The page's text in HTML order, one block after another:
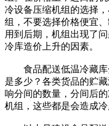
冷设备压缩机组的选择
组，不要选择价格便宜
用到后期，机组出现了
冷库造价上升的因素。
食品配送低温冷藏库
是多少？各类货品的贮
响分间的数量，分间后
机组，这些都是会造成冷